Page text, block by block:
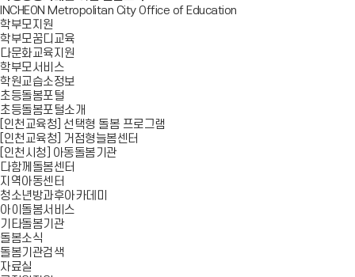
INCHEON Metropolitan City Office of Education
학부모지원
학부모꿈디교육
다문화교육지원
학부모서비스
학원교습소정보
초등돌봄포털
초등돌봄포털소개
[인천교육청] 선택형 돌봄 프로그램
[인천교육청] 거점형늘봄센터
[인천시청] 아동돌봄기관
다함께돌봄센터
지역아동센터
청소년방과후아카데미
아이돌봄서비스
기타돌봄기관
돌봄소식
돌봄기관검색
자료실